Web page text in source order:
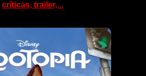
críticas, trailer,...